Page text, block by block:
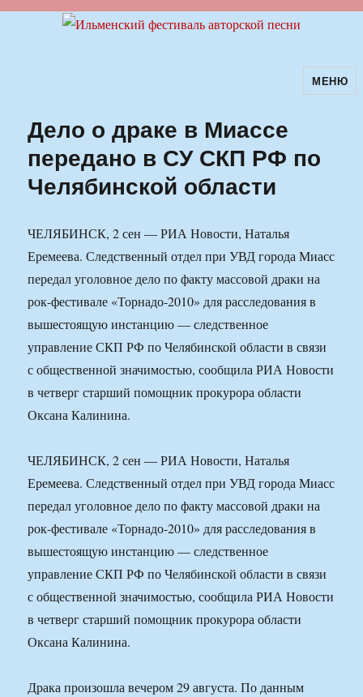
Ильменский фестиваль авторскойМЕНЮ
Дело о драке в Миассе
передано в СУ СКП РФ по
Челябинской области
ЧЕЛЯБИНСК, 2 сен — РИА Новости, Наталья
Еремеева. Следственный отдел при УВД города Миасс
передал уголовное дело по факту массовой драки на
рок-фестивале «Торнадо-2010» для расследования в
вышестоящую инстанцию — следственное
управление СКП РФ по Челябинской области в связи
с общественной значимостью, сообщила РИА Новости
в четверг старший помощник прокурора области
Оксана Калинина.
ЧЕЛЯБИНСК, 2 сен — РИА Новости, Наталья
Еремеева. Следственный отдел при УВД города Миасс
передал уголовное дело по факту массовой драки на
рок-фестивале «Торнадо-2010» для расследования в
вышестоящую инстанцию — следственное
управление СКП РФ по Челябинской области в связи
с общественной значимостью, сообщила РИА Новости
в четверг старший помощник прокурора области
Оксана Калинина.
Драка произошла вечером 29 августа. По данным